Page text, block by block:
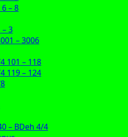
– 8
– 3
– 3006
101 – 118
119 – 124
– BDeh 4/4